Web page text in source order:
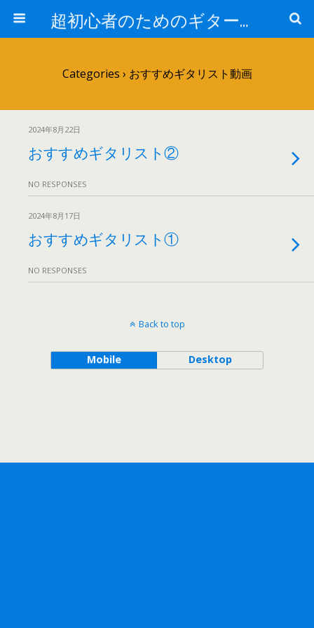
超初心者のためのギター講座
Categories › おすすめギタリスト動画
2024年8月22日
おすすめギタリスト②
NO RESPONSES
2024年8月17日
おすすめギタリスト①
NO RESPONSES
Back to top
Mobile Desktop